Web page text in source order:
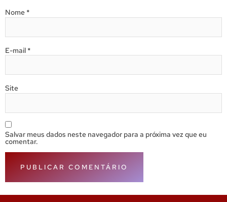
Nome *
E-mail *
Site
Salvar meus dados neste navegador para a próxima vez que eu
comentar.